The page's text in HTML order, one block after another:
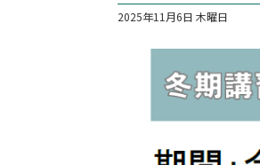
2025年11月6日 木曜日